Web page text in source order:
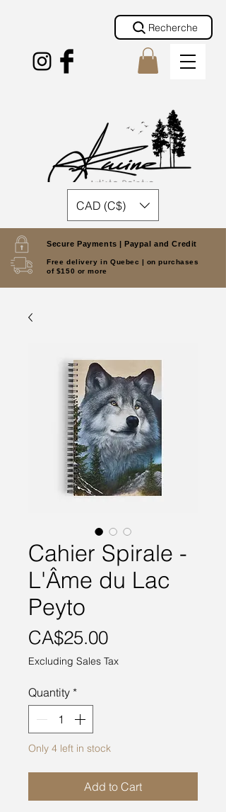
Secure Payments | Paypal and Credit
Free delivery in Quebec | on purchases
of $150 or more
Recherche
CAD (C$)
Cahier Spirale -
L'Âme du Lac
Peyto
CA$25.00Price
Excluding Sales Tax
Quantity *
Only 4 left in stock
Add to Cart